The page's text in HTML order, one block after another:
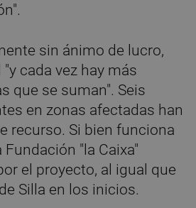
sin ánimo de lucro,
cada vez hay más
que se suman". Seis
en zonas afectadas han
recurso. Si bien funciona
"la Caixa"
el proyecto, al igual que
Silla en los inicios.